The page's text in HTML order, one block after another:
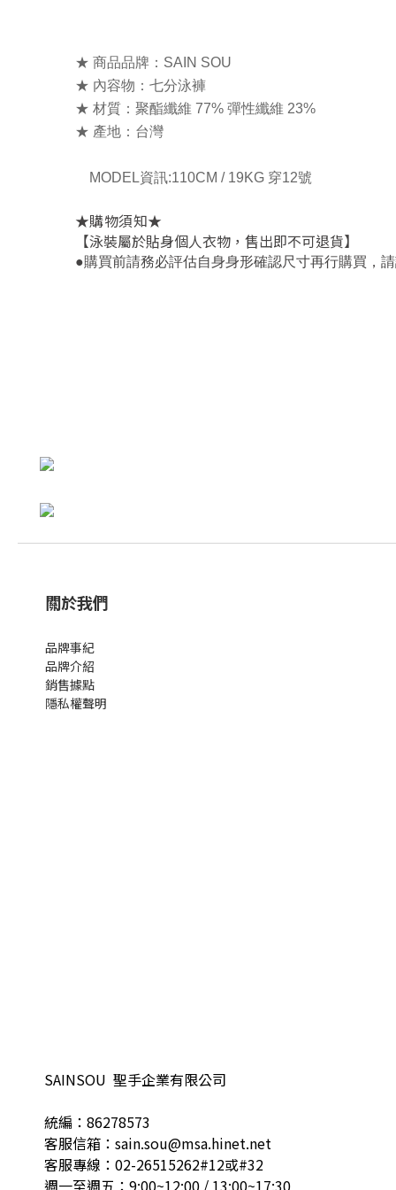
★ 商品品牌：SAIN SOU
★ 內容物：七分泳褲
★ 材質：聚酯纖維 77% 彈性纖維 23%
★ 產地：台灣
MODEL資訊:110CM / 19KG 穿12號
★購物須知★
【泳裝屬於貼身個人衣物，售出即不可退貨】
●購買前請務必評估自身身形確認尺寸再行購買 ，
關於我們
品牌事紀
品牌介紹
銷售據點
隱私權聲明
SAINSOU 聖手企業有限公司
統編：86278573
客服信箱：sain.sou@msa.hinet.net
客服專線：02-26515262#12或#32